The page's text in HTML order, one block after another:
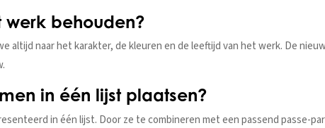
werk behouden?
altijd naar het karakter, de kleuren en de leeftijd van het werk. De
in één lijst plaatsen?
in één lijst. Door ze te combineren met een passend passe-